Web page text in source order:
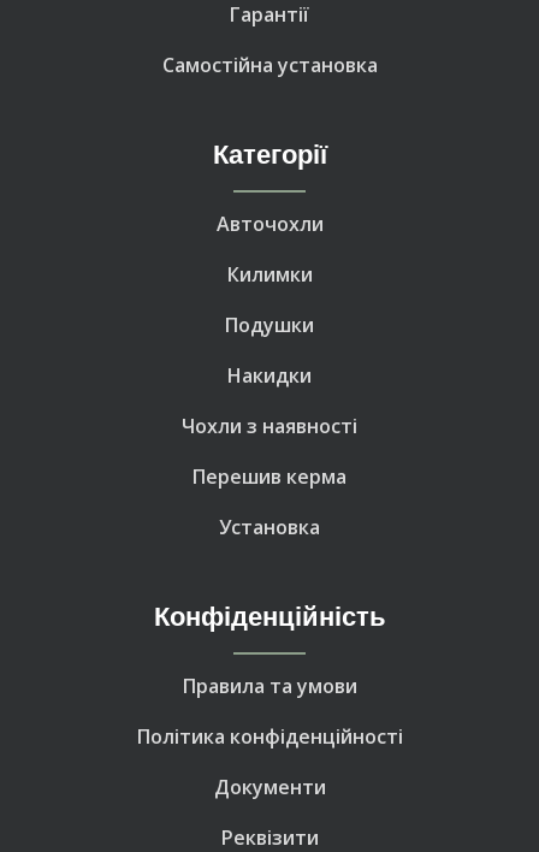
Гарантії
Самостійна установка
Категорії
Авточохли
Килимки
Подушки
Накидки
Чохли з наявності
Перешив керма
Установка
Конфіденційність
Правила та умови
Політика конфіденційності
Документи
Реквізити